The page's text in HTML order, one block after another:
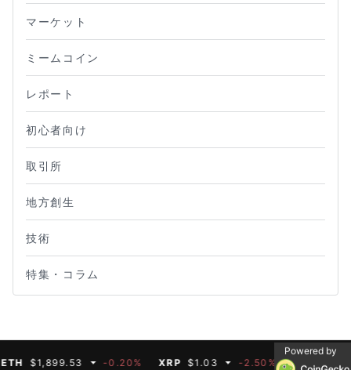
マーケット
ミームコイン
レポート
初心者向け
取引所
地方創生
技術
特集・コラム
$1,899.53 -0.20% XRP $1.03 -2.50% BNB $591.35
Powered by